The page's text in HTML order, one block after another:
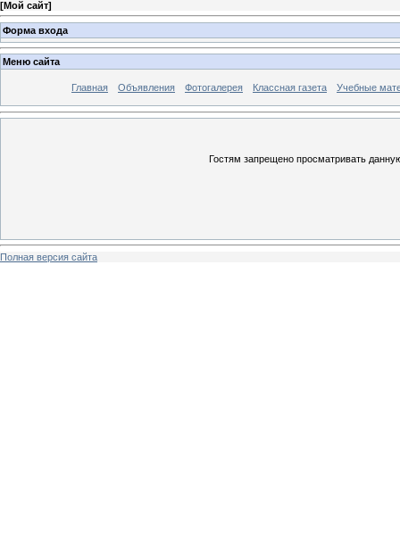
[Мой сайт]
Форма входа
Меню сайта
Главная Объявления Фотогалерея Классная газета Учебные
Гостям запрещено просматривать
Полная версия сайта